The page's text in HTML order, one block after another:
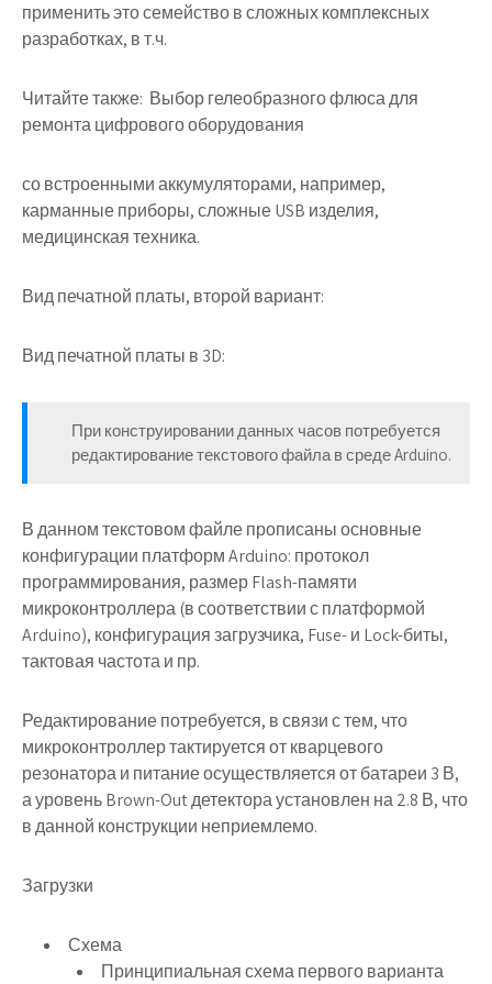
применить это семейство в сложных комплексных
разработках, в т.ч.
Читайте также: Выбор гелеобразного флюса для
ремонта цифрового оборудования
со встроенными аккумуляторами, например,
карманные приборы, сложные USB изделия,
медицинская техника.
Вид печатной платы, второй вариант:
Вид печатной платы в 3D:
При конструировании данных часов потребуется
редактирование текстового файла в среде Arduino.
В данном текстовом файле прописаны основные
конфигурации платформ Arduino: протокол
программирования, размер Flash-памяти
микроконтроллера (в соответствии с платформой
Arduino), конфигурация загрузчика, Fuse- и Lock-биты,
тактовая частота и пр.
Редактирование потребуется, в связи с тем, что
микроконтроллер тактируется от кварцевого
резонатора и питание осуществляется от батареи 3 В,
а уровень Brown-Out детектора установлен на 2.8 В, что
в данной конструкции неприемлемо.
Загрузки
Схема
Принципиальная схема первого варианта